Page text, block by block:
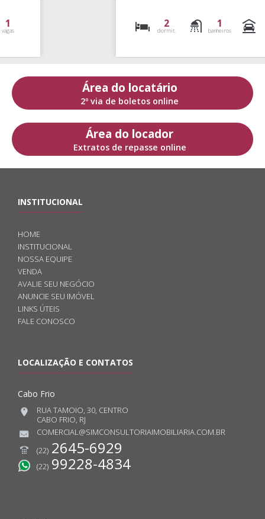
1
banheiros
1
vagas
Área do locatário
2º via de boletos online
Área do locador
Extratos de repasse online
INSTITUCIONAL
HOME
INSTITUCIONAL
NOSSA EQUIPE
VENDA
AVALIE SEU NEGÓCIO
ANUNCIE SEU IMÓVEL
LINKS ÚTEIS
FALE CONOSCO
LOCALIZAÇÃO E CONTATOS
Cabo Frio
RUA TAMOIO, 30, CENTRO
CABO FRIO, RJ
COMERCIAL@SIMCONSULTORIAIMOBILIARIA.COM.BR
(22) 2645-6929
(22) 99228-4834